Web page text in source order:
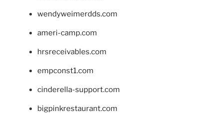
wendyweimerdds.com
ameri-camp.com
hrsreceivables.com
empconst1.com
cinderella-support.com
bigpinkrestaurant.com